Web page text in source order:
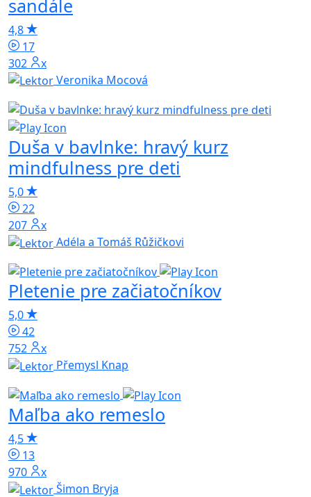
sandále
4,8
17
302x
Veronika Mocová
Duša v bavlnke: hravý kurz
mindfulness pre deti
5,0
22
207x
Adéla a Tomáš Růžičkovi
Pletenie pre začiatočníkov
5,0
42
752x
Přemysl Knap
Maľba ako remeslo
4,5
13
970x
Šimon Bryja